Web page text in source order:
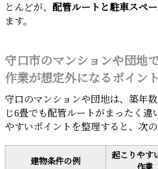
とんどが、 配管ルートと駐車スペ
ます。
守口市のマンションや団地
作業が想定外になるポイント
守口のマンションや団地は、築年
じ6畳でも配管ルートがまったく違
やすいポイントを整理すると、次の
建物条件の例
起こりやす